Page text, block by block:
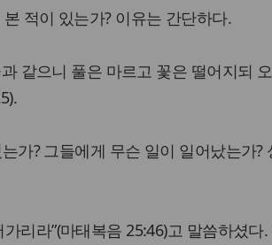
적이 있는가? 이유는 간단하다.
같으니 풀은 마르고 꽃은 떨어지되
가? 그들에게 무슨 일이 일어났는가?
리라”(마태복음 25:46)고 말씀하셨다